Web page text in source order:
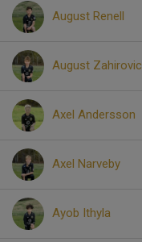
August Renell
August Zahirovic
Axel Andersson
Axel Narveby
Ayob Ithyla